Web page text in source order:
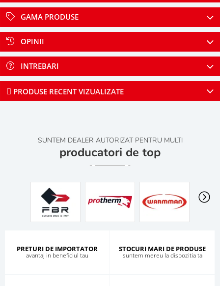
GAMA PRODUSE
OPINII
INTREBARI
PRODUSE RECENT VIZUALIZATE
SUNTEM DEALER AUTORIZAT PENTRU MULTI
producatori de top
PRETURI DE IMPORTATOR
avantaj in beneficiul tau
STOCURI MARI DE PRODUSE
suntem mereu la dispozitia ta